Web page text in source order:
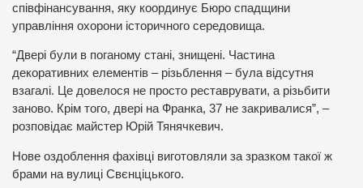
співфінансування, яку координує Бюро спадщини
управління охорони історичного середовища.
“Двері були в поганому стані, знищені. Частина
декоративних елементів – різьблення – була відсутня
взагалі. Це довелося не просто реставрувати, а різьбити
заново. Крім того, двері на Франка, 37 не закривалися”, –
розповідає майстер Юрій Тянячкевич.
Нове оздоблення фахівці виготовляли за зразком такої ж
брами на вулиці Свєнціцького.